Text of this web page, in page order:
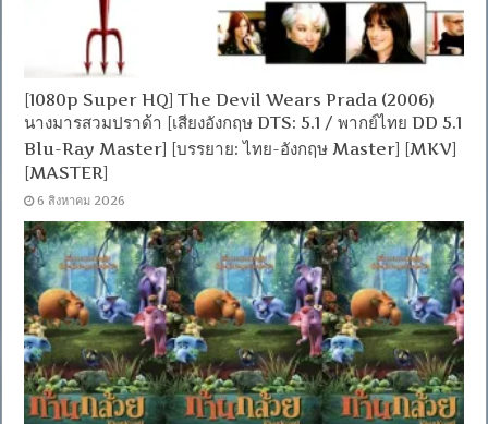
[1080p Super HQ] The Devil Wears Prada (2006)
นางมารสวมปราด้า [เสียงอังกฤษ DTS: 5.1 / พากย์ไทย DD 5.1
Blu-Ray Master] [บรรยาย: ไทย-อังกฤษ Master] [MKV]
[MASTER]
6 สิงหาคม 2026